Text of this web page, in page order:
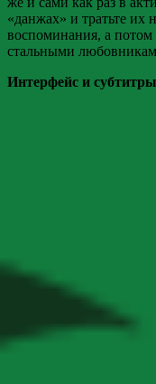
«данжах» и тратьте их
воспоминания, а потом
стальными
Интерфейс и